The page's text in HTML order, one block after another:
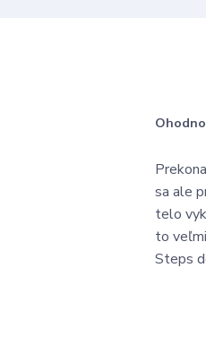
sa ale
telo
to
Steps